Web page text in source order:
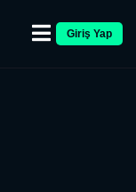
Giriş Yap